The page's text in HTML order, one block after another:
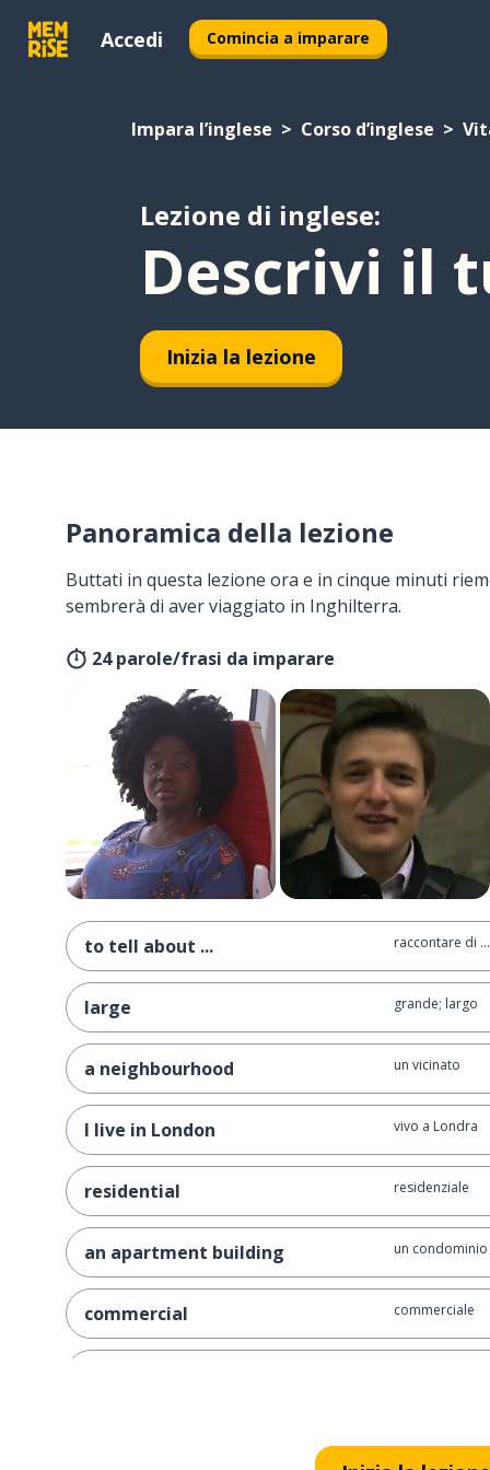
Accedi Comincia a imparare
Impara l’inglese Corso d’inglese
Lezione di inglese:
Descrivi il
Inizia la lezione
Panoramica della lezione
Buttati in questa lezione ora e in cinque minuti
sembrerà di aver viaggiato in Inghilterra.
24 parole/frasi da imparare
to tell about ... raccontare di ...
large grande; largo
a neighbourhood un vicinato
I live in London vivo a Londra
residential residenziale
an apartment building un condominio
commercial commerciale